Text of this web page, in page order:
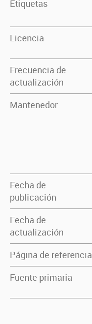
Etiquetas
Licencia
Frecuencia de
actualización
Mantenedor
Fecha de
publicación
Fecha de
actualización
Página de referencia
Fuente primaria